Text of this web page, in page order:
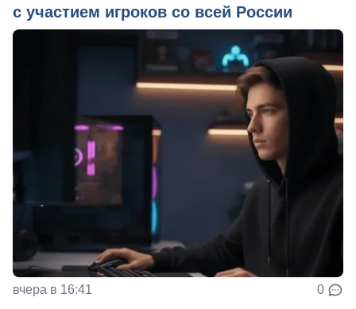
с участием игроков со всей России
вчера в 16:41 0